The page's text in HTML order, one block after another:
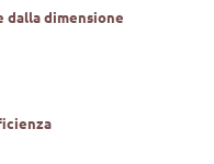
dalla dimensione